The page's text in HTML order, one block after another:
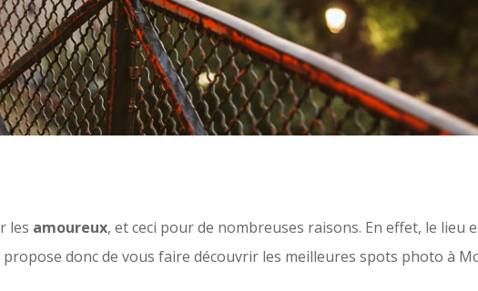
les amoureux, et ceci pour de nombreuses raisons. En effet, le lieu
propose donc de vous faire découvrir les meilleures spots photo à